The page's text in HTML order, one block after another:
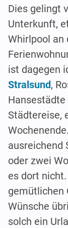
Dies gelingt
Unterkunft,
Whirlpool an
ist dagegen
Stralsund,
Städtereise,
ausreichend
oder zwei
es dort
gemütlichen
Wünsche
solch ein